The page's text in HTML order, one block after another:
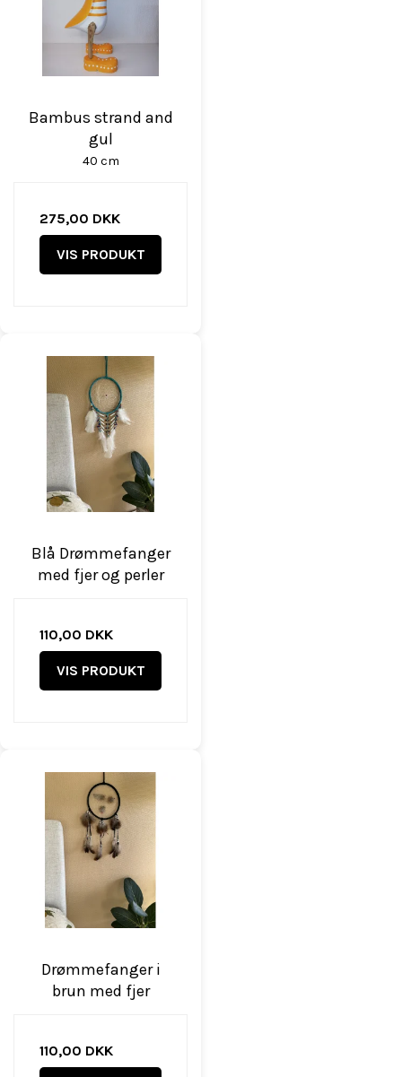
Bambus strand and
gul
40 cm
275,00 DKK
VIS PRODUKT
Blå Drømmefanger
med fjer og perler
110,00 DKK
VIS PRODUKT
Drømmefanger i
brun med fjer
110,00 DKK